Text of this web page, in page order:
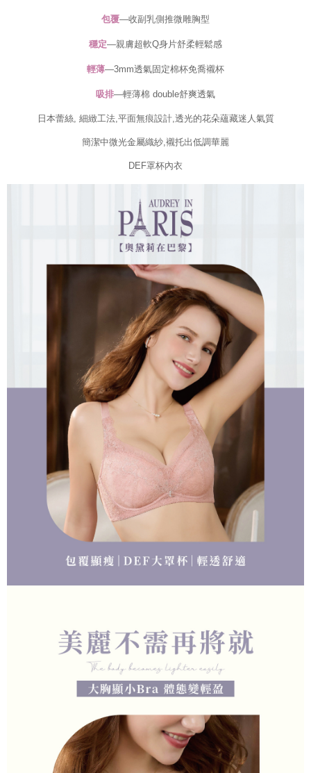
納金が加算されます。未成年の利用者は、事前に法定代理人または後見人
行使したい場合は、ネットプロテクションズcs_tw@netprotections.co.jp
てAFTEEにご提供いただく、またはAFTEEにあなたの個人情報の収集、処
択しないでください。
包覆—收副乳側推微雕胸型
穩定—親膚超軟Q身片舒柔輕鬆感
輕薄—3mm透氣固定棉杯免喬襯杯
吸排—輕薄棉 double舒爽透氣
日本蕾絲, 細緻工法,平面無痕設計,透光的花朵蘊藏迷人氣質
簡潔中微光金屬織紗,襯托出低調華麗
DEF罩杯內衣